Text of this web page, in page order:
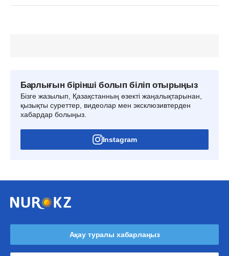
Барлығын бірінші болып біліп отырыңыз
Бізге жазылып, Қазақстанның өзекті жаңалықтарынан,
қызықты суреттер, видеолар мен эксклюзивтерден
хабардар болыңыз.
Instagram
Ақау туралы хабарлаңыз